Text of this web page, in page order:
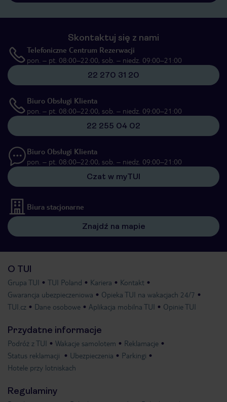
Skontaktuj się z nami
Telefoniczne Centrum Rezerwacji
pon. – pt. 08:00–22:00, sob. – niedz. 09:00–21:00
22 270 31 20
Biuro Obsługi Klienta
pon. – pt. 08:00–22:00, sob. – niedz. 09:00–21:00
22 255 04 02
Biuro Obsługi Klienta
pon. – pt. 08:00–22:00, sob. – niedz. 09:00–21:00
Czat w myTUI
Biura stacjonarne
Znajdź na mapie
O TUI
Grupa TUI TUI Poland Kariera
Kontakt
Gwarancja ubezpieczeniowa
Opieka TUI na wakacjach 24/7
TUI.cz
Dane osobowe Aplikacja mobilna TUI Opinie TUI
Przydatne informacje
Podróż z TUI Wakacje samolotem
Reklamacje
Status reklamacji
Ubezpieczenia
Parkingi
Hotele przy lotniskach
Regulaminy